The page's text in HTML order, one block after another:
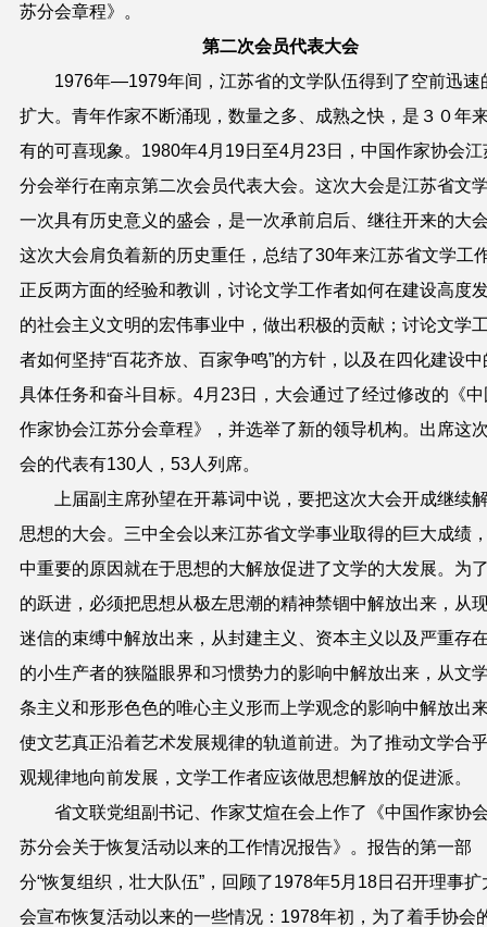
苏分会章程》。
第二次会员代表大会
1976年—1979年间，江苏省的文学队伍得到了空前迅速
扩大。青年作家不断涌现，数量之多、成熟之快，是３０年
有的可喜现象。1980年4月19日至4月23日，中国作家协会江
分会举行在南京第二次会员代表大会。这次大会是江苏省文
一次具有历史意义的盛会，是一次承前启后、继往开来的大
这次大会肩负着新的历史重任，总结了30年来江苏省文学工
正反两方面的经验和教训，讨论文学工作者如何在建设高度
的社会主义文明的宏伟事业中，做出积极的贡献；讨论文学
者如何坚持“百花齐放、百家争鸣”的方针，以及在四化建设中
具体任务和奋斗目标。4月23日，大会通过了经过修改的《中
作家协会江苏分会章程》，并选举了新的领导机构。出席这
会的代表有130人，53人列席。
上届副主席孙望在开幕词中说，要把这次大会开成继续
思想的大会。三中全会以来江苏省文学事业取得的巨大成绩
中重要的原因就在于思想的大解放促进了文学的大发展。为
的跃进，必须把思想从极左思潮的精神禁锢中解放出来，从
迷信的束缚中解放出来，从封建主义、资本主义以及严重存
的小生产者的狭隘眼界和习惯势力的影响中解放出来，从文
条主义和形形色色的唯心主义形而上学观念的影响中解放出
使文艺真正沿着艺术发展规律的轨道前进。为了推动文学合
观规律地向前发展，文学工作者应该做思想解放的促进派。
省文联党组副书记、作家艾煊在会上作了《中国作家协
苏分会关于恢复活动以来的工作情况报告》。报告的第一部
分“恢复组织，壮大队伍”，回顾了1978年5月18日召开理事扩
会宣布恢复活动以来的一些情况：1978年初，为了着手协会